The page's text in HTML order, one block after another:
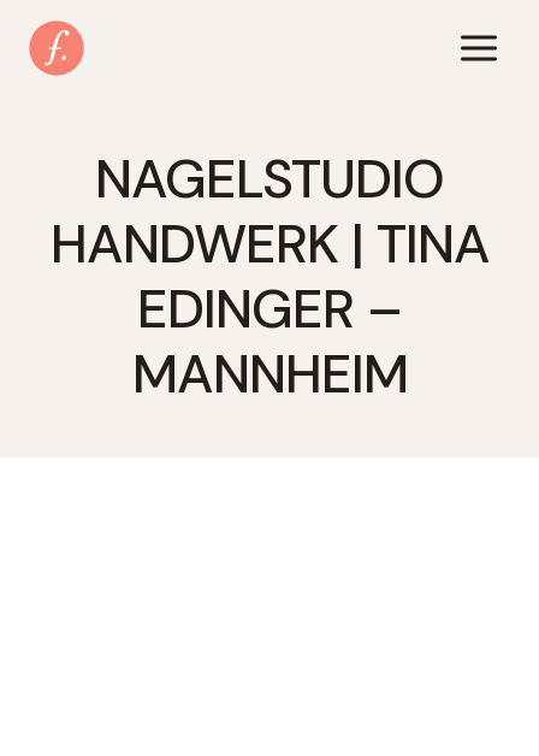
Inhalt
springen
NAGELSTUDIO
HANDWERK | TINA
EDINGER –
MANNHEIM